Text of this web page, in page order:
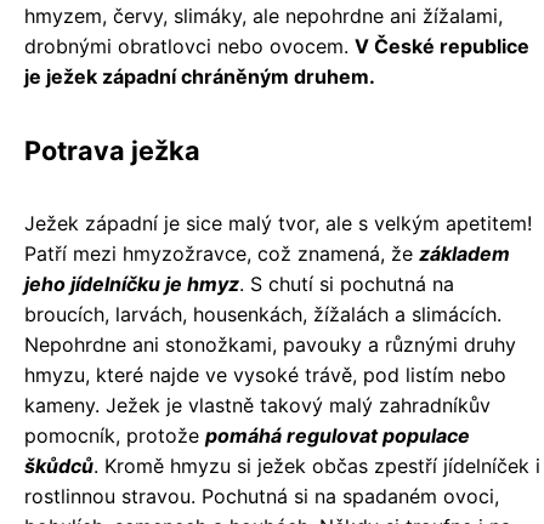
hmyzem, červy, slimáky, ale nepohrdne ani žížalami,
drobnými obratlovci nebo ovocem. V České republice
je ježek západní chráněným druhem.
Potrava ježka
Ježek západní je sice malý tvor, ale s velkým apetitem!
Patří mezi hmyzožravce, což znamená, že základem
jeho jídelníčku je hmyz. S chutí si pochutná na
broucích, larvách, housenkách, žížalách a slimácích.
Nepohrdne ani stonožkami, pavouky a různými druhy
hmyzu, které najde ve vysoké trávě, pod listím nebo
kameny. Ježek je vlastně takový malý zahradníkův
pomocník, protože pomáhá regulovat populace
škůdců. Kromě hmyzu si ježek občas zpestří jídelníček i
rostlinnou stravou. Pochutná si na spadaném ovoci,